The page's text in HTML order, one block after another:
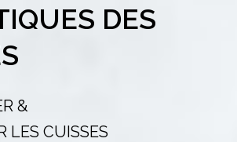
DES
&
LES CUISSES